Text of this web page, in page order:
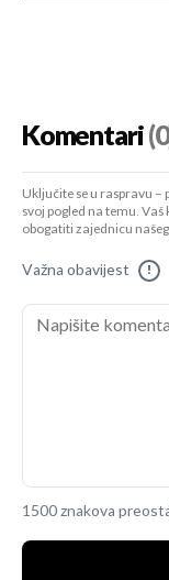
Komentari
Uključite se u raspravu
svoj pogled na temu.
obogatiti zajednicu
Važna obavijest !
1500 znakova